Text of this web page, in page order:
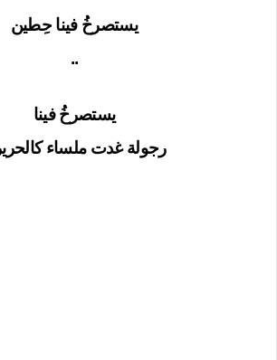
يستصرخُ فينا حِطين
..
يستصرخُ فينا
رجولة غدت ملساء